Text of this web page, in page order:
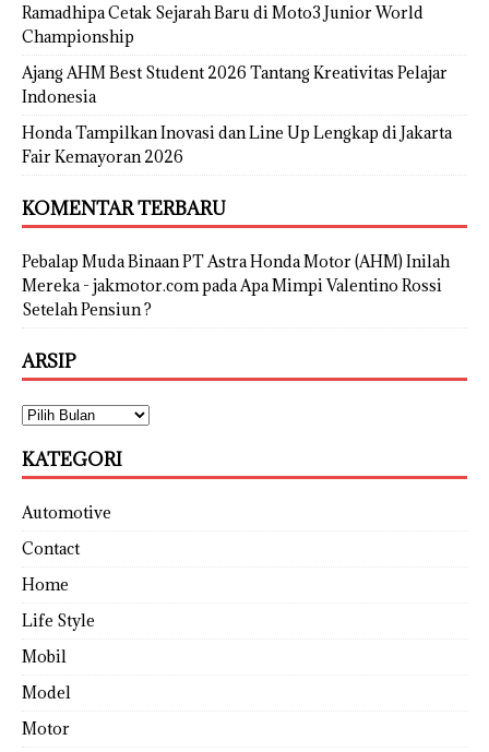
Ramadhipa Cetak Sejarah Baru di Moto3 Junior World
Championship
Ajang AHM Best Student 2026 Tantang Kreativitas Pelajar
Indonesia
Honda Tampilkan Inovasi dan Line Up Lengkap di Jakarta
Fair Kemayoran 2026
KOMENTAR TERBARU
Pebalap Muda Binaan PT Astra Honda Motor (AHM) Inilah
Mereka - jakmotor.compada Apa Mimpi Valentino Rossi
Setelah Pensiun ?
ARSIP
KATEGORI
Automotive
Contact
Home
Life Style
Mobil
Model
Motor